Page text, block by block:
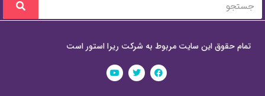
تمام حقوق این سایت مربوط به شرکت ریرا استور است